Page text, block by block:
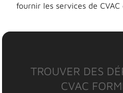
fournir les services de CVAC
TROUVER DES
CVAC